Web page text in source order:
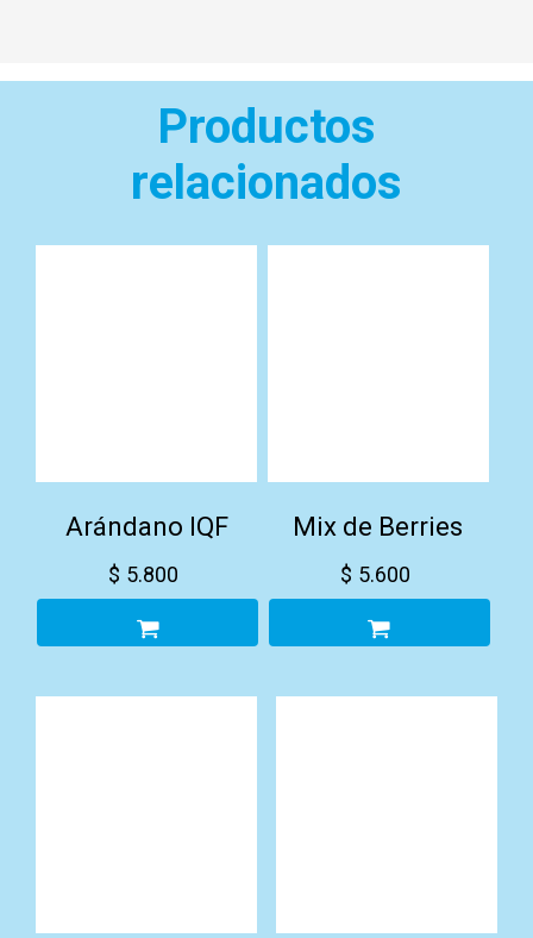
Productos
relacionados
Arándano IQF
$ 5.800
Mix de Berries
$ 5.600